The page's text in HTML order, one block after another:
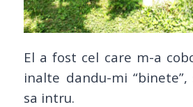
El a fost cel care m-a
inalte dandu-mi
sa intru.